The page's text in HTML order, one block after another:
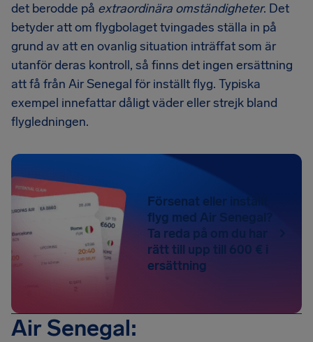
det berodde på extraordinära omständigheter. Det
betyder att om flygbolaget tvingades ställa in på
grund av att en ovanlig situation inträffat som är
utanför deras kontroll, så finns det ingen ersättning
att få från Air Senegal för inställt flyg. Typiska
exempel innefattar dåligt väder eller strejk bland
flygledningen.
Försenat eller inställt
flyg med Air Senegal?
Ta reda på om du har
rätt till upp till 600 € i
ersättning
Air Senegal: